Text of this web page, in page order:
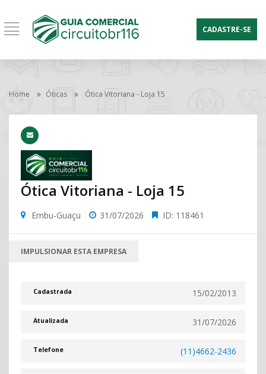
CADASTRE-SE
Home Óticas Ótica Vitoriana - Loja 15
Ótica Vitoriana - Loja 15
Embu-Guaçu 31/07/2026 ID: 118461
IMPULSIONAR ESTA EMPRESA
Cadastrada 15/02/2013
Atualizada 31/07/2026
Telefone (11)4662-2436